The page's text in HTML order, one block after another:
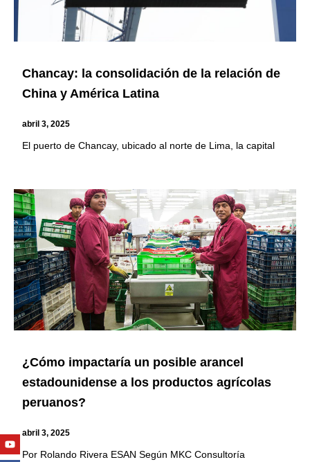
Chancay: la consolidación de la relación de
China y América Latina
abril 3, 2025
El puerto de Chancay, ubicado al norte de Lima, la capital
¿Cómo impactaría un posible arancel
estadounidense a los productos agrícolas
peruanos?
abril 3, 2025
Por Rolando Rivera ESAN Según MKC Consultoría
Youtube
Facebook
Twitter
Linkedin
Instagram